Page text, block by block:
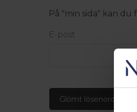
På "min sida" kan
E-post
Glömt lösenord